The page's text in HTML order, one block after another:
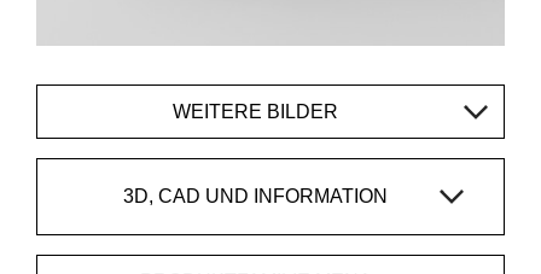
WEITERE BILDER
3D, CAD UND INFORMATION